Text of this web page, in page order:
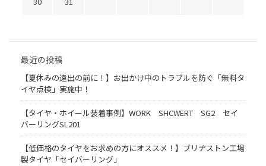
最近の投稿
【夏休みの遠出の前に！】お出かけ中のトラブルを防ぐ「無料タ
イヤ点検」実施中！
【タイヤ・ホイール装着事例】WORK SHCWERT SG2 セイ
バーリングSL201
【低価格のタイヤをお求めの方にオススメ！】ブリヂストン工場
製タイヤ「セイバーリング」